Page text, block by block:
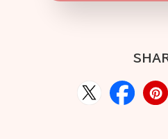
HOME ABOUT